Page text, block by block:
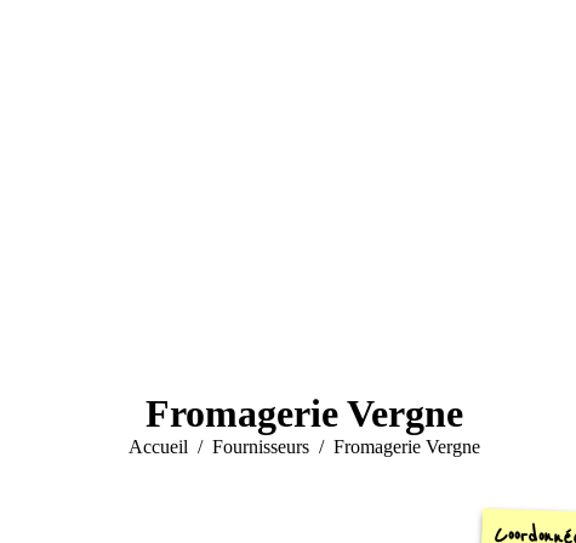
Fromagerie Vergne
Vous êtes ici :
Accueil Fournisseurs Fromagerie Vergne